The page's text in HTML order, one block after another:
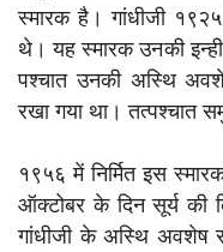
स्मारक है। गांधीजी
थे। यह स्मारक उनकी
पश्चात उनकी अस्थि
रखा गया था। तत्पश्चात
१९५६ में निर्मित इस
ऑक्टोबर के दिन सूर्य की
गांधीजी के अस्थि अवशेष